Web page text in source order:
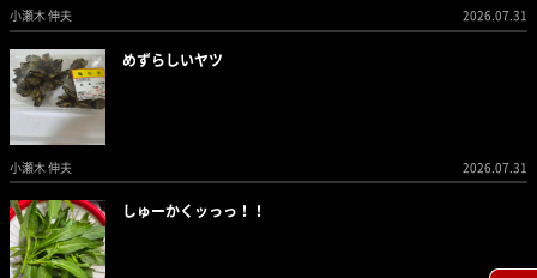
小瀬木 伸夫 2026.07.31
めずらしいヤツ
小瀬木 伸夫 2026.07.31
しゅーかくッっっ！！